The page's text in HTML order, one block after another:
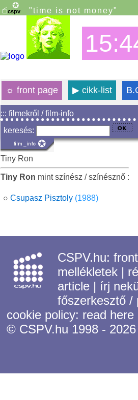
"time is not money"
☼ front page ▶cikk-list
::: filmekről / film-info
keresés:
Tiny Ron
Tiny Ron mint színész / színésznő :
○ Csupasz Pisztoly (1988)
CSPV.hu:
mellékletek |
article | írj
főszerkesztő
cookie policy: read here
© CSPV.hu 1998 - 2026